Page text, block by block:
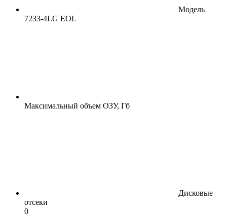
Модель
7233-4LG EOL
Максимальный объем ОЗУ, Гб
Дисковые
отсеки
0